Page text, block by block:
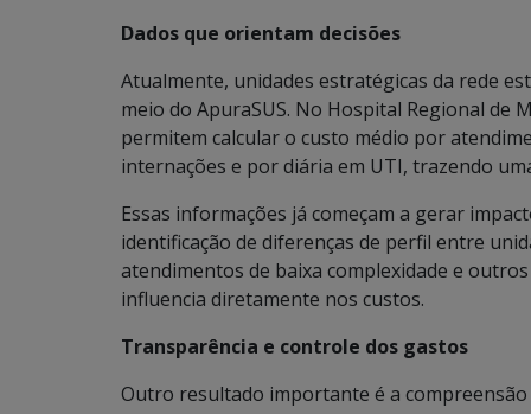
Dados que orientam decisões
Atualmente, unidades estratégicas da rede
meio do ApuraSUS. No Hospital Regional de
permitem calcular o custo médio por
internações e por diária em UTI, trazendo
Essas informações já começam a gerar
identificação de diferenças de perfil entre
atendimentos de baixa complexidade e
influencia diretamente nos custos.
Transparência e controle dos gastos
Outro resultado importante é a compreensão